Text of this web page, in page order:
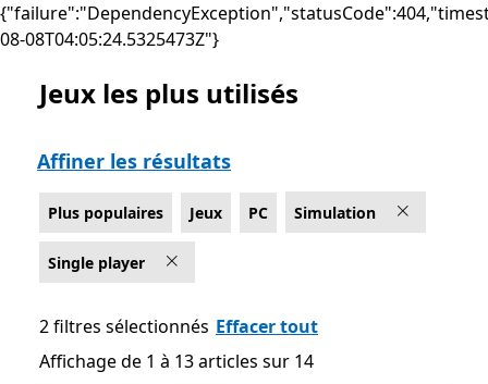
08-08T04:05:24.5325473Z"}
Liste Microsoft.com
Jeux les plus utilisés
Affiner les résultats
Plus populaires Jeux PC Simulation
Single player
2 filtres sélectionnés Effacer tout
Affichage de 1 à 13 articles sur 14
Affichage de 1 à 13 articles sur 14